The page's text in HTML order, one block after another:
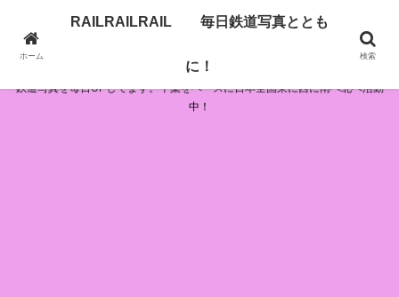
RAILRAILRAIL 毎日鉄道写真とともに！
鉄道写真を毎日UPしてます。千葉をベースに日本全国東に西に南へ北へ活動
中！
ホーム
RAILRAILRAIL 毎日鉄道写真ととも
に！
検索